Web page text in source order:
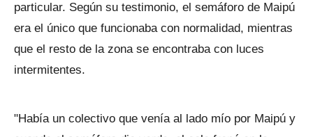
particular. Según su testimonio, el semáforo de Maipú
era el único que funcionaba con normalidad, mientras
que el resto de la zona se encontraba con luces
intermitentes.
"Había un colectivo que venía al lado mío por Maipú y